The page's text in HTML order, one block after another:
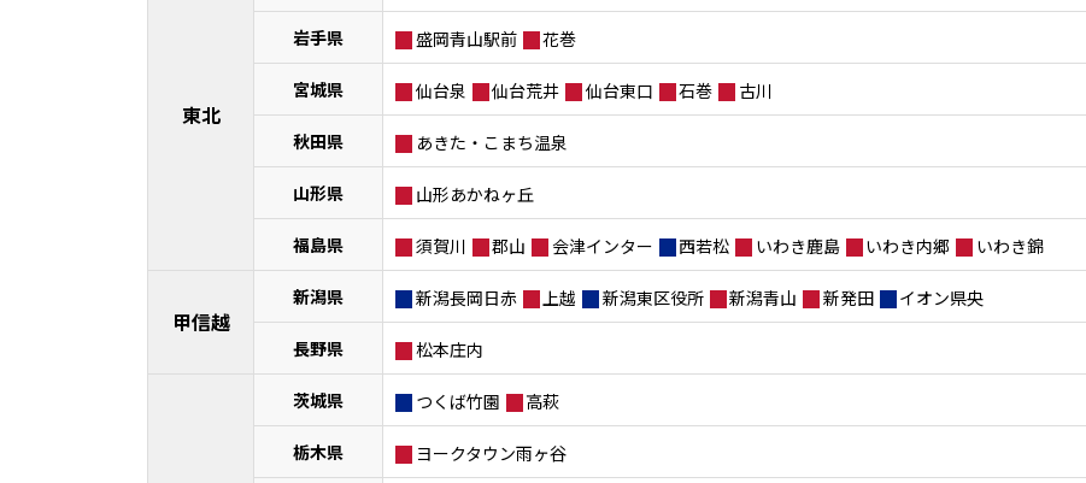
東北
岩手県 盛岡青山駅前 花巻
宮城県 仙台泉 仙台荒井 仙台東口 石巻 古川
秋田県 あきた・こまち温泉
山形県 山形あかねヶ丘
福島県 須賀川 郡山 会津インター 西若松 いわき鹿島 いわき内郷 いわき錦
甲信越
新潟県 新潟長岡日赤 上越 新潟東区役所 新潟青山 新発田 イオン県央
長野県 松本庄内
茨城県 つくば竹園 高萩
栃木県 ヨークタウン雨ヶ谷